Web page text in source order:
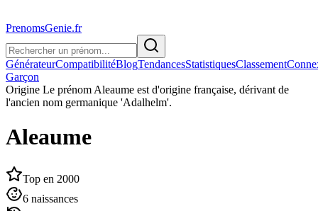
PrenomsGenie.fr
GénérateurCompatibilitéBlogTendancesStatistiquesClassement
Garçon
Origine Le prénom Aleaume est d'origine française, dérivant de
l'ancien nom germanique 'Adalhelm'.
Aleaume
Top en 2000
6 naissances